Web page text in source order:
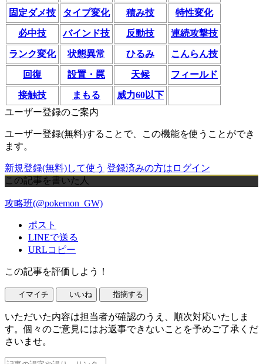
固定ダメ技 タイプ変化 積み技 特性変化
必中技 バインド技 反動技 連続攻撃技
ランク変化 状態異常 ひるみ こんらん技
回復 設置・罠 天候 フィールド
接触技 まもる
威力60以下
ユーザー登録のご案内
ユーザー登録(無料)することで、この機能を使うことができ
ます。
新規登録(無料)して使う 登録済みの方はログイン
この記事を書いた人
攻略班(@pokemon_GW)
ポスト
LINEで送る
URLコピー
この記事を評価しよう！
イマイチ いいね 指摘する
いただいた内容は担当者が確認のうえ、順次対応いたしま
す。個々のご意見にはお返事できないことを予めご了承くだ
さいませ。